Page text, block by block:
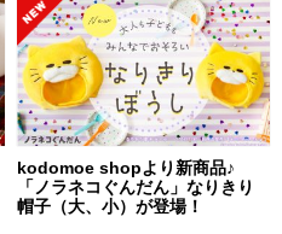
kodomoe shopより新商品♪
「ノラネコぐんだん」なりきり
帽子（大、小）が登場！